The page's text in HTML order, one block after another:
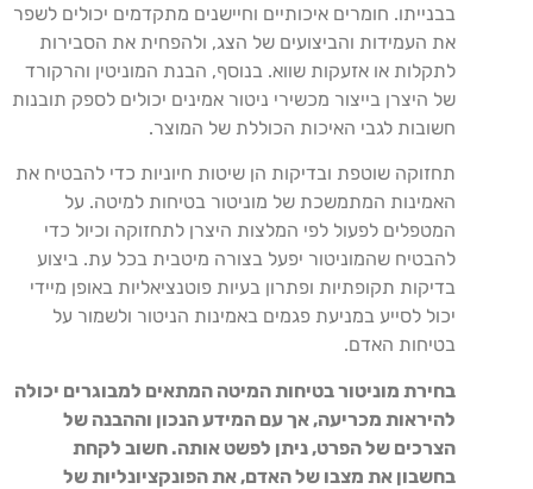
בבנייתו. חומרים איכותיים וחיישנים מתקדמים יכולים לשפר
את העמידות והביצועים של הצג, ולהפחית את הסבירות
לתקלות או אזעקות שווא. בנוסף, הבנת המוניטין והרקורד
של היצרן בייצור מכשירי ניטור אמינים יכולים לספק תובנות
חשובות לגבי האיכות הכוללת של המוצר.
תחזוקה שוטפת ובדיקות הן שיטות חיוניות כדי להבטיח את
האמינות המתמשכת של מוניטור בטיחות למיטה. על
המטפלים לפעול לפי המלצות היצרן לתחזוקה וכיול כדי
להבטיח שהמוניטור יפעל בצורה מיטבית בכל עת. ביצוע
בדיקות תקופתיות ופתרון בעיות פוטנציאליות באופן מיידי
יכול לסייע במניעת פגמים באמינות הניטור ולשמור על
בטיחות האדם.
בחירת מוניטור בטיחות המיטה המתאים למבוגרים יכולה
להיראות מכריעה, אך עם המידע הנכון וההבנה של
הצרכים של הפרט, ניתן לפשט אותה. חשוב לקחת
בחשבון את מצבו של האדם, את הפונקציונליות של